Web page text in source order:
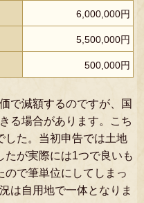
6,000,000円
5,500,000円
500,000円
で減額するのですが、国
る場合があります。こち
した。当初申告では土地
が実際には1つで良いも
ので筆単位にしてしまっ
は自用地で一体となりま